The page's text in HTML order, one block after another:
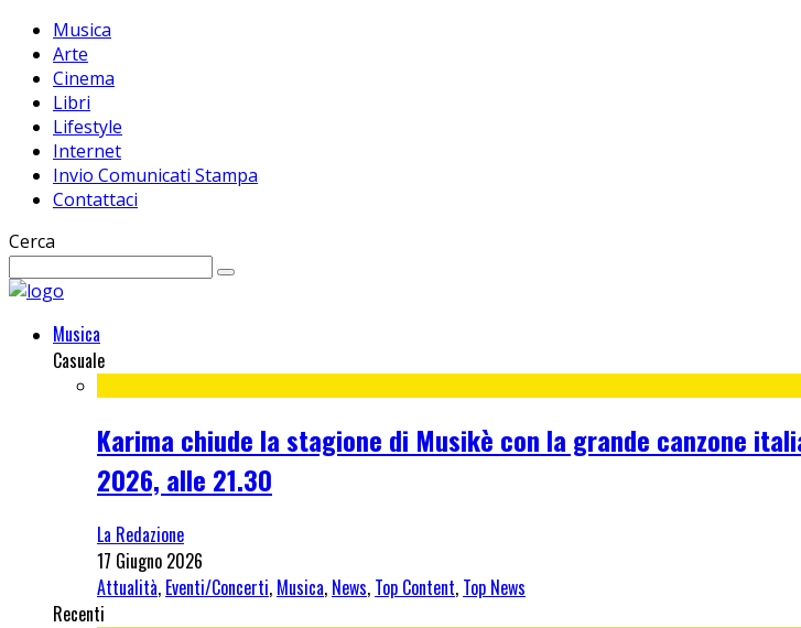
Musica
Arte
Cinema
Libri
Lifestyle
Internet
Invio Comunicati Stampa
Contattaci
Cerca
Musica
Casuale
Karima chiude la stagione di Musikè con la grande canzone
2026, alle 21.30
La Redazione
17 Giugno 2026
Attualità, Eventi/Concerti, Musica, News, Top Content, Top News
Recenti